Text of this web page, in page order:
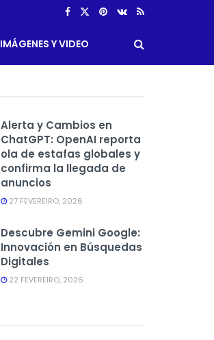
IMÁGENES Y VIDEO
Alerta y Cambios en
ChatGPT: OpenAI reporta
ola de estafas globales y
confirma la llegada de
anuncios
27 FEVEREIRO, 2026
Descubre Gemini Google:
Innovación en Búsquedas
Digitales
22 FEVEREIRO, 2026